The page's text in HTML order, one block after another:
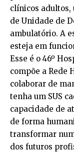
clínicos adultos,
de Unidade de
ambulatório. A
esteja em
Esse é o 46º
compõe a Rede
colaborar de
tenha um SUS
capacidade de
de forma
transformar
dos futuros